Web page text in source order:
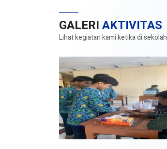
GALERI AKTIVITAS
Lihat kegiatan kami ketika di sekolah